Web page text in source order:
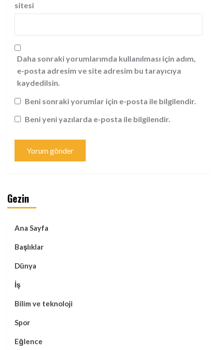
sitesi
Daha sonraki yorumlarımda kullanılması için adım,
e-posta adresim ve site adresim bu tarayıcıya
kaydedilsin.
Beni sonraki yorumlar için e-posta ile bilgilendir.
Beni yeni yazılarda e-posta ile bilgilendir.
Gezin
Ana Sayfa
Başlıklar
Dünya
İş
Bilim ve teknoloji
Spor
Eğlence